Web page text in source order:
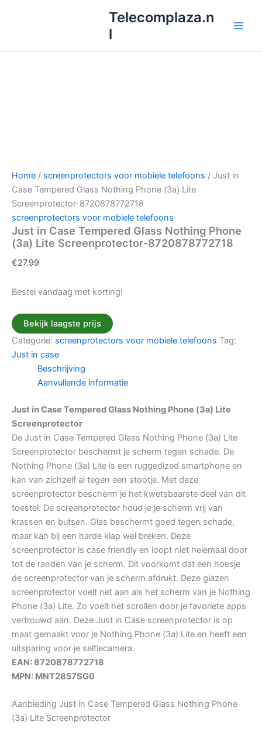
inhoud
Telecomplaza.n
l
Home / screenprotectors voor mobiele telefoons / Just in
Case Tempered Glass Nothing Phone (3a) Lite
Screenprotector-8720878772718
screenprotectors voor mobiele telefoons
Just in Case Tempered Glass Nothing Phone
(3a) Lite Screenprotector-8720878772718
€27.99
Bestel vandaag met korting!
Bekijk laagste prijs
Categorie: screenprotectors voor mobiele telefoons Tag:
Just in case
Beschrijving
Aanvullende informatie
Just in Case Tempered Glass Nothing Phone (3a) Lite
Screenprotector
De Just in Case Tempered Glass Nothing Phone (3a) Lite
Screenprotector beschermt je scherm tegen schade. De
Nothing Phone (3a) Lite is een ruggedized smartphone en
kan van zichzelf al tegen een stootje. Met deze
screenprotector bescherm je het kwetsbaarste deel van dit
toestel. De screenprotector houd je je scherm vrij van
krassen en butsen. Glas beschermt goed tegen schade,
maar kan bij een harde klap wel breken. Deze
screenprotector is case friendly en loopt niet helemaal door
tot de randen van je scherm. Dit voorkomt dat een hoesje
de screenprotector van je scherm afdrukt. Deze glazen
screenprotector voelt net aan als het scherm van je Nothing
Phone (3a) Lite. Zo voelt het scrollen door je favoriete apps
vertrouwd aan. Deze Just in Case screenprotector is op
maat gemaakt voor je Nothing Phone (3a) Lite en heeft een
uitsparing voor je selfiecamera.
EAN: 8720878772718
MPN: MNT2857SG0
Aanbieding Just in Case Tempered Glass Nothing Phone
(3a) Lite Screenprotector